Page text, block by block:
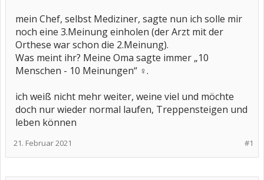
mein Chef, selbst Mediziner, sagte nun ich solle mir
noch eine 3.Meinung einholen (der Arzt mit der
Orthese war schon die 2.Meinung).
Was meint ihr? Meine Oma sagte immer „10
Menschen - 10 Meinungen“ ‍♀️.
ich weiß nicht mehr weiter, weine viel und möchte
doch nur wieder normal laufen, Treppensteigen und
leben können
#1
21. Februar 2021